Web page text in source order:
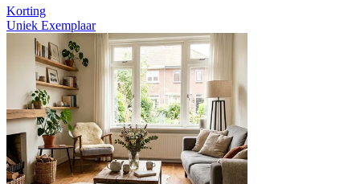
Korting
Uniek Exemplaar